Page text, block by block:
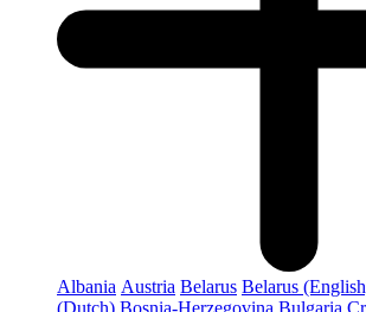
Albania Austria Belarus Belarus
(Dutch) Bosnia-Herzegovina Bulgaria